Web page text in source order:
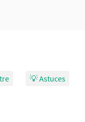
💡 Astuces